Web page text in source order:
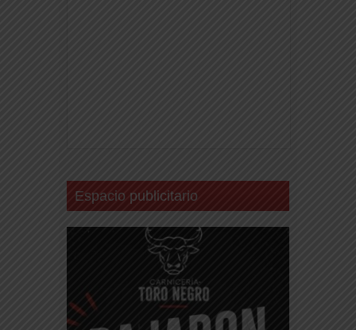
Espacio publicitario